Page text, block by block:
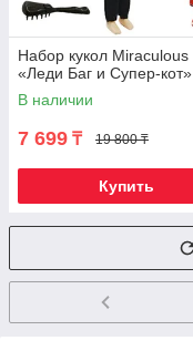
Набор кукол Miraculous
«Леди Баг и Супер-кот»
В наличии
7 699 ₸ 19 800 ₸
Купить